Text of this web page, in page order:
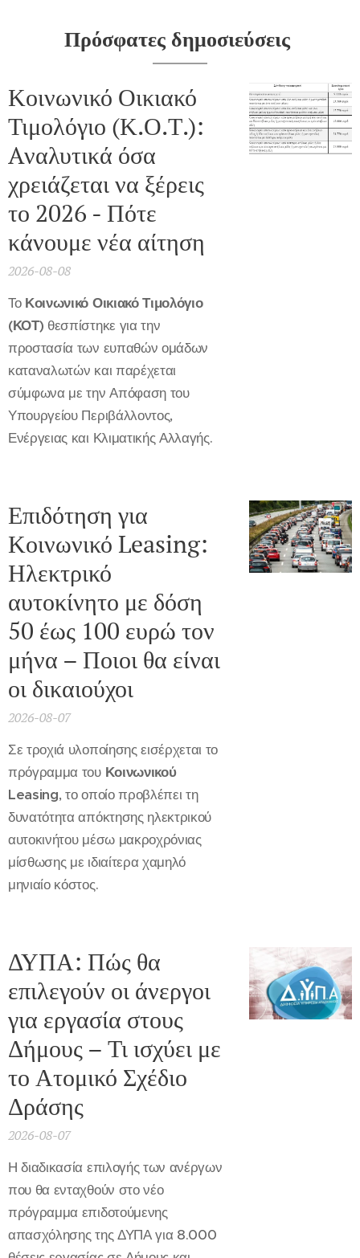
Πρόσφατες δημοσιεύσεις
Κοινωνικό Οικιακό
Τιμολόγιο (Κ.Ο.Τ.):
Aναλυτικά όσα
χρειάζεται να ξέρεις
το 2026 - Πότε
κάνουμε νέα αίτηση
2026-08-08
Το Κοινωνικό Οικιακό Τιμολόγιο
(ΚΟΤ) θεσπίστηκε για την
προστασία των ευπαθών ομάδων
καταναλωτών και παρέχεται
σύμφωνα με την Απόφαση του
Υπουργείου Περιβάλλοντος,
Ενέργειας και Κλιματικής Αλλαγής.
Επιδότηση για
Κοινωνικό Leasing:
Ηλεκτρικό
αυτοκίνητο με δόση
50 έως 100 ευρώ τον
μήνα – Ποιοι θα είναι
οι δικαιούχοι
2026-08-07
Σε τροχιά υλοποίησης εισέρχεται το
πρόγραμμα του Κοινωνικού
Leasing, το οποίο προβλέπει τη
δυνατότητα απόκτησης ηλεκτρικού
αυτοκινήτου μέσω μακροχρόνιας
μίσθωσης με ιδιαίτερα χαμηλό
μηνιαίο κόστος.
ΔΥΠΑ: Πώς θα
επιλεγούν οι άνεργοι
για εργασία στους
Δήμους – Τι ισχύει με
το Ατομικό Σχέδιο
Δράσης
2026-08-07
Η διαδικασία επιλογής των ανέργων
που θα ενταχθούν στο νέο
πρόγραμμα επιδοτούμενης
απασχόλησης της ΔΥΠΑ για 8.000